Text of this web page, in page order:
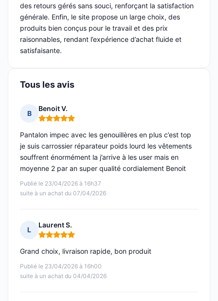
des retours gérés sans souci, renforçant la satisfaction
générale. Enfin, le site propose un large choix, des
produits bien conçus pour le travail et des prix
raisonnables, rendant l’expérience d’achat fluide et
satisfaisante.
Tous les avis
B
Benoit V.
Note : 5 sur 5
Publié le 23/04/2026 à 16h37
suite à un achat du 07/04/2026
Pantalon impec avec les genouillères en plus c’est top
je suis carrossier réparateur poids lourd les vêtements
souffrent énormément la j’arrive à les user mais en
moyenne 2 par an super qualité cordialement Benoit
L
Laurent S.
Note : 5 sur 5
Publié le 23/04/2026 à 16h00
suite à un achat du 04/04/2026
Grand choix, livraison rapide, bon produit